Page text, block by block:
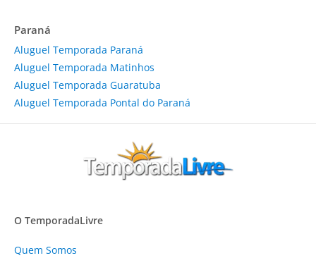
Paraná
Aluguel Temporada Paraná
Aluguel Temporada Matinhos
Aluguel Temporada Guaratuba
Aluguel Temporada Pontal do Paraná
O TemporadaLivre
Quem Somos